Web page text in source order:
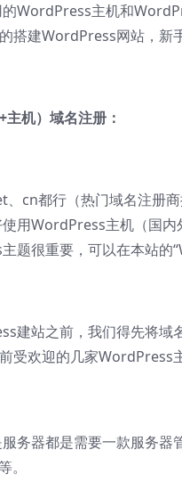
WordPress主机和
搭建WordPress网站，新
机） 域名注册：
cn都行（热门域名注册商
用WordPress主机（国内
题很重要，可以在本站的
建站之前，我们得先将域
受欢迎的几家WordPress
务器都是需要一款服务
。